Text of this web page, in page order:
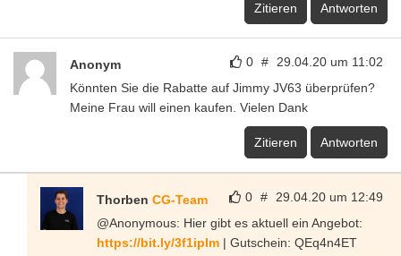
Zitieren Antworten
0 # 29.04.20 um 11:02
Anonym
Könnten Sie die Rabatte auf Jimmy JV63 überprüfen?
Meine Frau will einen kaufen. Vielen Dank
Zitieren Antworten
0 # 29.04.20 um 12:49
Thorben CG-Team
@Anonymous: Hier gibt es aktuell ein Angebot:
https://bit.ly/3f1ipIm | Gutschein: QEq4n4ET